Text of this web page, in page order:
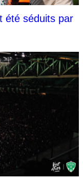
été séduits par